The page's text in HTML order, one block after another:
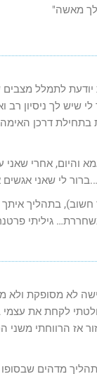
מאשה"
לתמלל מצבים
שיש לך ניסיון
בתחילת דרכן
והיום, אחרי שאני
לי שאני אגשים
בתהליך איתך
גיליתי
לא מסופקת ולא
לקחת את עצמי
אז הרווחתי משני
תהליך מדהים